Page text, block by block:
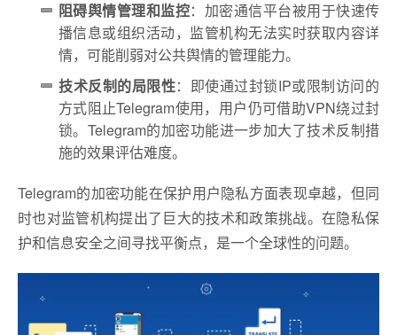
阻碍舆情管理和监控：加密通信平台被用于快速传
播信息或组织活动，监管机构无法实时获取内容详
情，可能削弱对公共舆情的管理能力。
技术反制的局限性：即使通过封锁IP或限制访问的
方式阻止Telegram使用，用户仍可借助VPN绕过封
锁。Telegram的加密功能进一步加大了技术反制措
施的效果评估难度。
Telegram的加密功能在保护用户隐私方面表现卓越，但同
时也对监管机构提出了巨大的技术和政策挑战。在隐私保
护和信息安全之间寻找平衡点，是一个全球性的问题。